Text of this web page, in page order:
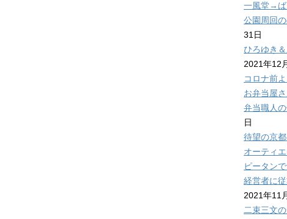
一風堂→
公園周回
31日
ひろゆき
2021年12
コロナ前
お弁当屋
弁当職人
日
待望の京
オーティ
ピータン
経営者に
2021年11
二束三文